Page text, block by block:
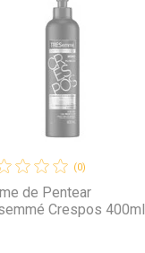
Menos
(0)
de Pentear
Crespos 400ml